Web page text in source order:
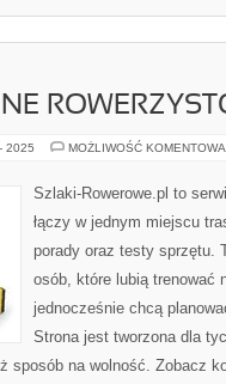
2025 MOŻLIWOŚĆ
Szlaki-Rowerowe.pl to
łączy w jednym miejscu
porady oraz testy sprzętu.
osób, które lubią trenować
jednocześnie chcą
Strona jest tworzona dla
sposób na wolność. Zobacz